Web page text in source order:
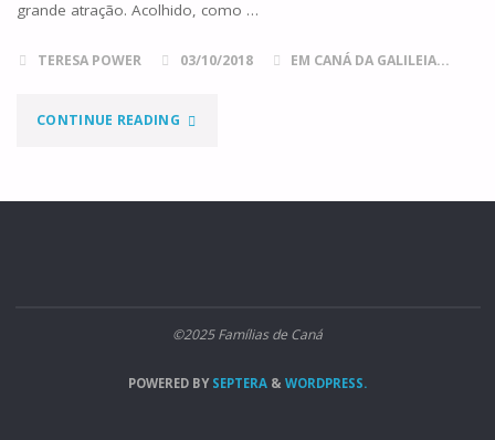
grande atração. Acolhido, como …
TERESA POWER 03/10/2018 EM CANÁ DA GALILEIA...
CONTINUE READING"UM
DIVIDIDO
MESMO"
©2025 Famílias de Caná
POWERED BYSEPTERA & WORDPRESS.